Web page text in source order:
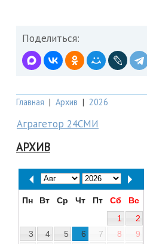
Поделиться:
Главная | Архив | 2026
Аграгетор 24СМИ
АРХИВ
Пн Вт Ср Чт Пт Сб
Вс
1
2
3
4 5 6 7 8
9